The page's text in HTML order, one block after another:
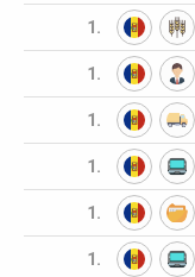
1.
1.
1.
1.
1.
1.